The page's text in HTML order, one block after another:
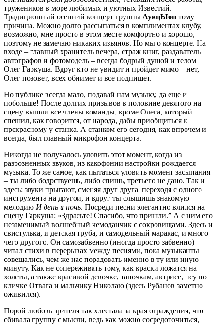
тружеников в море любимых и уютных Известий.
Традиционный осенний концерт группы АукцЫон тому
причина. Можно долго рассыпаться в комплиментах клубу,
возможно, мне просто в этом месте комфортно и хорошо,
поэтому не замечаю никаких изъянов. Но мы о концерте. На
входе – главный хранитель вечера, страж книг, раздаватель
автографов и фотомодель – всегда бодрый душой и телом
Олег Гаркуша. Вдруг кто не увидит и пройдет мимо – нет,
Олег позовет, всех обнимет и все подпишет.
Но публике всегда мало, подавай нам музыку, да еще и
побольше! После долгих призывов в половине девятого на
сцену вышли все члены команды, кроме Олега, который
спешил, как говорится, от народа, дабы приобщиться к
прекрасному у станка. А станком его сегодня, как впрочем и
всегда, был главный микрофон концерта.
Никогда не получалось уловить этот момент, когда из
разрозненных звуков, из какофонии настройки рождается
музыка. То же самое, как пытаться уловить момент засыпания
– ты либо бодрствуешь, либо спишь, третьего не дано. Так и
здесь: звуки прыгают, сменяя друг друга, переходя с одного
инструмента на другой, и вдруг ты слышишь знакомую
мелодию И день и ночь. Посреди песни элегантно влился на
сцену Гаркуша: «Здрасьте! Спасибо, что пришли.” А с ним его
незаменимый волшебный чемоданчик с сокровищами. Здесь и
свистулька, и детская труба, и самодельный маракас, и много
чего другого. Он самозабвенно (иногда просто забвенно)
читал стихи в перерывах между песнями, пока музыканты
совещались, чем же нас порадовать именно в ту или иную
минуту. Как не сопереживать тому, как краски ложатся на
холсты, а также красивой девочке, тапочкам, актрисе, псу по
кличке Отвага и мальчику Николаю (здесь Рубанов заметно
оживился).
Порой любовь зрителя так хлестала за края ограждения, что
сбивала группу с мысли, ведь как можно сосредоточиться,